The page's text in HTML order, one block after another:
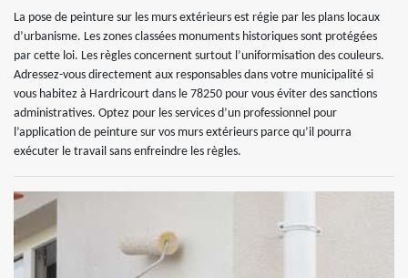
La pose de peinture sur les murs extérieurs est régie par les plans locaux
d’urbanisme. Les zones classées monuments historiques sont protégées
par cette loi. Les règles concernent surtout l’uniformisation des couleurs.
Adressez-vous directement aux responsables dans votre municipalité si
vous habitez à Hardricourt dans le 78250 pour vous éviter des sanctions
administratives. Optez pour les services d’un professionnel pour
l’application de peinture sur vos murs extérieurs parce qu’il pourra
exécuter le travail sans enfreindre les règles.